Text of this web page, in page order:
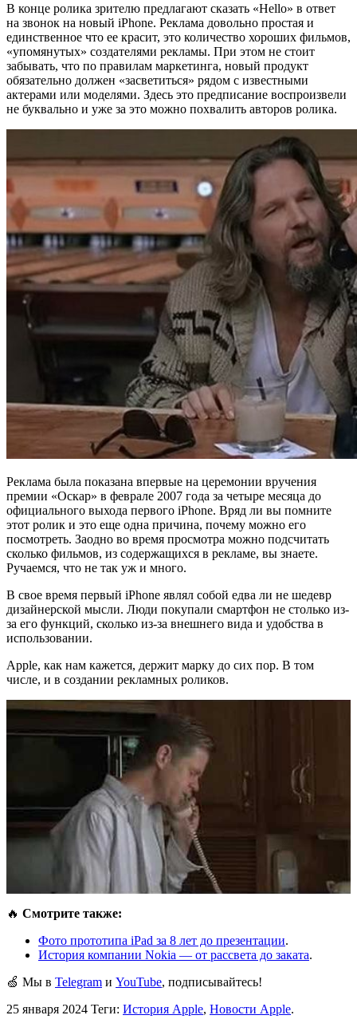
В конце ролика зрителю предлагают сказать «Hello» в ответ
на звонок на новый iPhone. Реклама довольно простая и
единственное что ее красит, это количество хороших фильмов,
«упомянутых» создателями рекламы. При этом не стоит
забывать, что по правилам маркетинга, новый продукт
обязательно должен «засветиться» рядом с известными
актерами или моделями. Здесь это предписание воспроизвели
не буквально и уже за это можно похвалить авторов ролика.
Реклама была показана впервые на церемонии вручения
премии «Оскар» в феврале 2007 года за четыре месяца до
официального выхода первого iPhone. Вряд ли вы помните
этот ролик и это еще одна причина, почему можно его
посмотреть. Заодно во время просмотра можно подсчитать
сколько фильмов, из содержащихся в рекламе, вы знаете.
Ручаемся, что не так уж и много.
В свое время первый iPhone являл собой едва ли не шедевр
дизайнерской мысли. Люди покупали смартфон не столько из-
за его функций, сколько из-за внешнего вида и удобства в
использовании.
Apple, как нам кажется, держит марку до сих пор. В том
числе, и в создании рекламных роликов.
🔥 Смотрите также:
Фото прототипа iPad за 8 лет до презентации.
История компании Nokia — от рассвета до заката.
🍏 Мы в Telegram и YouTube, подписывайтесь!
25 января 2024 Теги: История Apple, Новости Apple.